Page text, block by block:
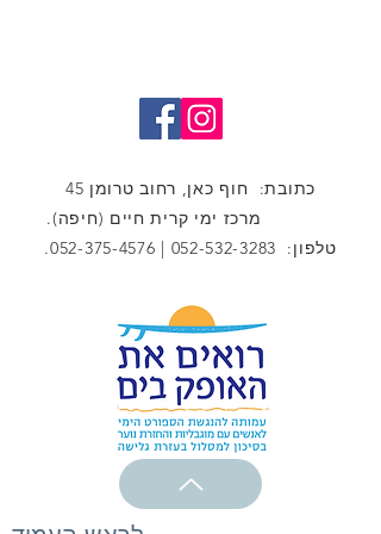
כתובת: חוף כאן, רחוב טרומן 45
מרכז ימי קרית חיים (חיפה).
טלפון: 052-532-3283
|
052-375-4576
.